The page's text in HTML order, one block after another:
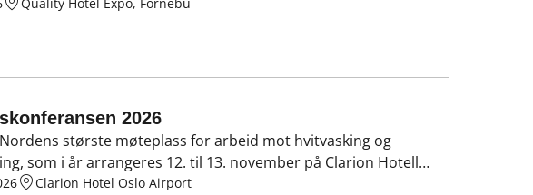
konferanse for alle som er interessert i fremtidens
2026
største møteplass for arbeid mot hvitvasking og
som i år arrangeres 12. til 13. november på Clarion Hotell
er et samarbeid mellom Økokrim, Finanstilsynet og
Clarion Hotel Oslo Airport